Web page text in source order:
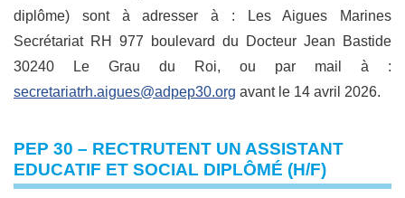
diplôme) sont à adresser à : Les Aigues Marines
Secrétariat RH 977 boulevard du Docteur Jean Bastide
30240 Le Grau du Roi, ou par mail à :
secretariatrh.aigues@adpep30.org avant le 14 avril 2026.
PEP 30 – RECTRUTENT UN ASSISTANT
EDUCATIF ET SOCIAL DIPLÔMÉ (H/F)